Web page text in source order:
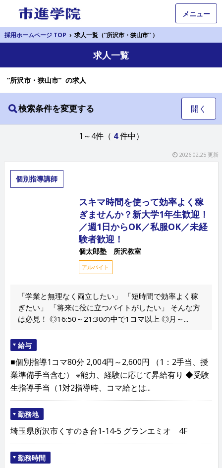
メニュー
採用ホームページ TOP › 求人一覧（“所沢市・狭山市” ）
求人一覧
“所沢市・狭山市” の求人
検索条件を変更する 開く
1～4件（ 4 件中）
2026.02.25 更新
個別指導講師
スキマ時間を使って効率よく稼
ぎませんか？新大学1年生歓迎！
／週1日からOK／私服OK／未経
験者歓迎！
個太郎塾 所沢教室
アルバイト
「学業と無理なく両立したい」 「短時間で効率よく稼
ぎたい」 「将来に役に立つバイトがしたい」 そんな方
は必見！ ◎16:50～21:30の中で1コマ以上 ◎月～...
給与
■個別指導1コマ80分 2,004円～2,600円 （1：2手当、授
業準備手当含む） ※能力、経験に応じて昇給有り ◆受験
生指導手当（1対2指導時、コマ給とは...
勤務地
埼玉県所沢市くすのき台1-14-5 グランエミオ 4F
勤務時間